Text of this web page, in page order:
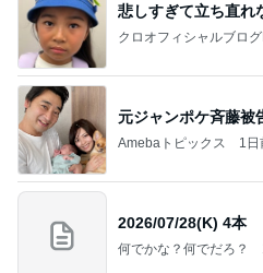
悲しすぎて立ち直れ
クロオフィシャルブロ
元ジャンポケ斉藤被
Amebaトピックス 1日
2026/07/28(K) 4本
何でかな？何でだろ？